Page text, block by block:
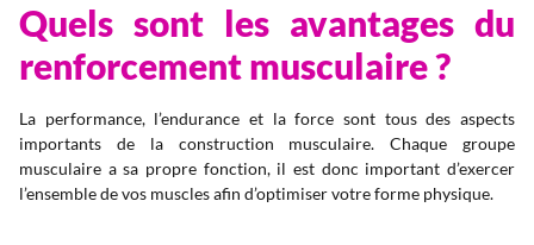
Quels sont les avantages du
renforcement musculaire ?
La performance, l’endurance et la force sont tous des aspects
importants de la construction musculaire. Chaque groupe
musculaire a sa propre fonction, il est donc important d’exercer
l’ensemble de vos muscles afin d’optimiser votre forme physique.